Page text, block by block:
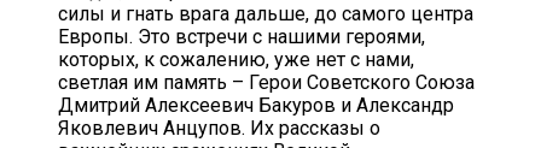
силы и гнать врага дальше, до самого центра
Европы. Это встречи с нашими героями,
которых, к сожалению, уже нет с нами,
светлая им память – Герои Советского Союза
Дмитрий Алексеевич Бакуров и Александр
Яковлевич Анцупов. Их рассказы о